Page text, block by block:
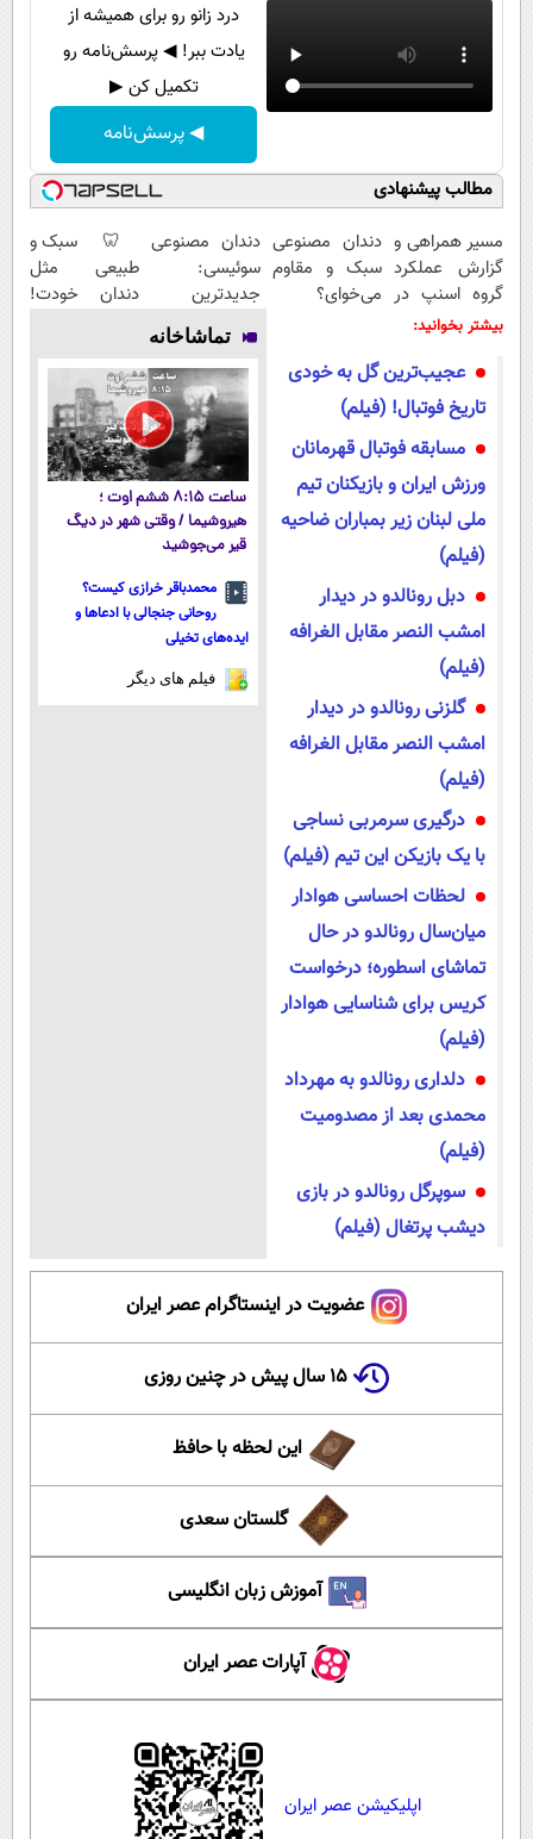
درد زانو رو برای همیشه از
یادت ببر! ◀ پرسش‌نامه رو
تکمیل کن ▶
◀ پرسش‌نامه
مطالب پیشنهادی
مسیر همراهی و
گزارش عملکرد
گروه اسنپ در
۱۴۰۴
دندان مصنوعی
سبک و مقاوم
می‌خوای؟
داریم!😍 | 📍
تهران
دندان مصنوعی
سوئیسی:
جدیدترین
فناوری اروپا،
سبک و مقاوم |
پرداخت قسطی
🦷 سبک و
طبیعی مثل
دندان خودت!
اقساطی 💳 📍
تهران
بیشتر بخوانید:
عجیب‌ترین گل به خودی
تاریخ فوتبال! (فیلم)
مسابقه فوتبال قهرمانان
ورزش ایران و بازیکنان تیم
ملی لبنان زیر بمباران ضاحیه
(فیلم)
دبل رونالدو در دیدار
امشب النصر مقابل الغرافه
(فیلم)
گلزنی رونالدو در دیدار
امشب النصر مقابل الغرافه
(فیلم)
درگیری سرمربی نساجی
با یک بازیکن این تیم (فیلم)
لحظات احساسی هوادار
میان‌سال رونالدو در حال
تماشای اسطوره؛ درخواست
کریس برای شناسایی هوادار
(فیلم)
دلداری رونالدو به مهرداد
محمدی بعد از مصدومیت
(فیلم)
سوپرگل رونالدو در بازی
دیشب پرتغال (فیلم)
تماشاخانه
ساعت ۸:۱۵ ششم اوت ؛
هیروشیما / وقتی شهر در دیگ
قیر می‌جوشید
محمدباقر خرازی کیست؟
روحانی جنجالی با ادعاها و
ایده‌های تخیلی
فیلم های دیگر
عضویت در اینستاگرام عصر ایران
۱۵ سال پیش در چنین روزی
این لحظه با حافظ
گلستان سعدی
آموزش زبان انگلیسی
آپارات عصر ایران
اپلیکیشن عصر ایران